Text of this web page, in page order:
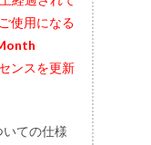
使用になる
ンスを更新
ての仕様